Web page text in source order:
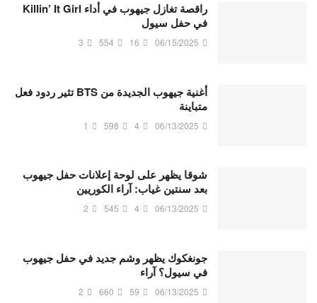
راقصة تغازل جيهوب في أداء Killin’ It Girl
في حفل سيول
06/15/2025
16
554
3
أغنية جيهوب الجديدة من BTS تثير ردود فعل
متباينة
06/13/2025
4
598
1
شوقا يظهر على لوحة إعلانات حفل جيهوب
بعد سنتين غياب: آراء الكوريين
06/13/2025
4
545
2
جونغكوك يظهر وشم جديد في حفل جيهوب
في سيول؟ آراء
06/13/2025
59
660
2